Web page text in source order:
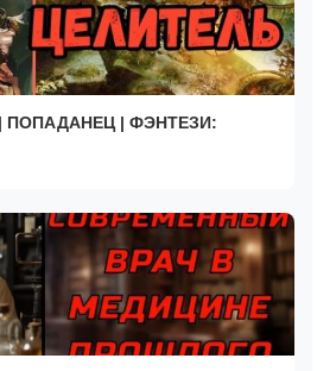
ПОПАДАНЕЦ | ФЭНТЕЗИ: